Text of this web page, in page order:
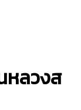
หลวงส